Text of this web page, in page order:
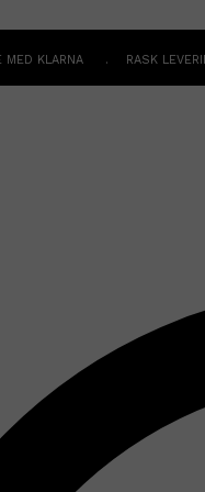
MED KLARNA . RASK